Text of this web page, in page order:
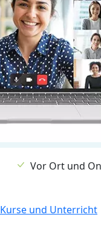
Vor Ort und
und Unterricht